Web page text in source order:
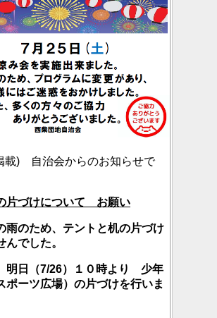
載) 自治会からのお知らせで
片づけについて お願い
雨のため、テントと机の片づけ
んでした。
明日（7/26）１０時より 少年
ポーツ広場）の片づけを行いま